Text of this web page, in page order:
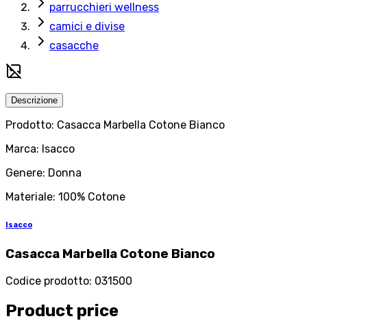
parrucchieri wellness
camici e divise
casacche
Descrizione
Prodotto: Casacca Marbella Cotone Bianco
Marca: Isacco
Genere: Donna
Materiale: 100% Cotone
Isacco
Casacca Marbella Cotone Bianco
Codice prodotto: 031500
Product price